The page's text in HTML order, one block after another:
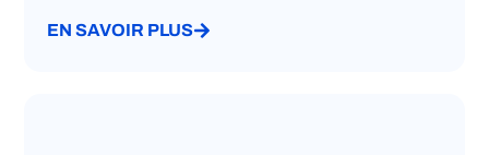
EN SAVOIR PLUS